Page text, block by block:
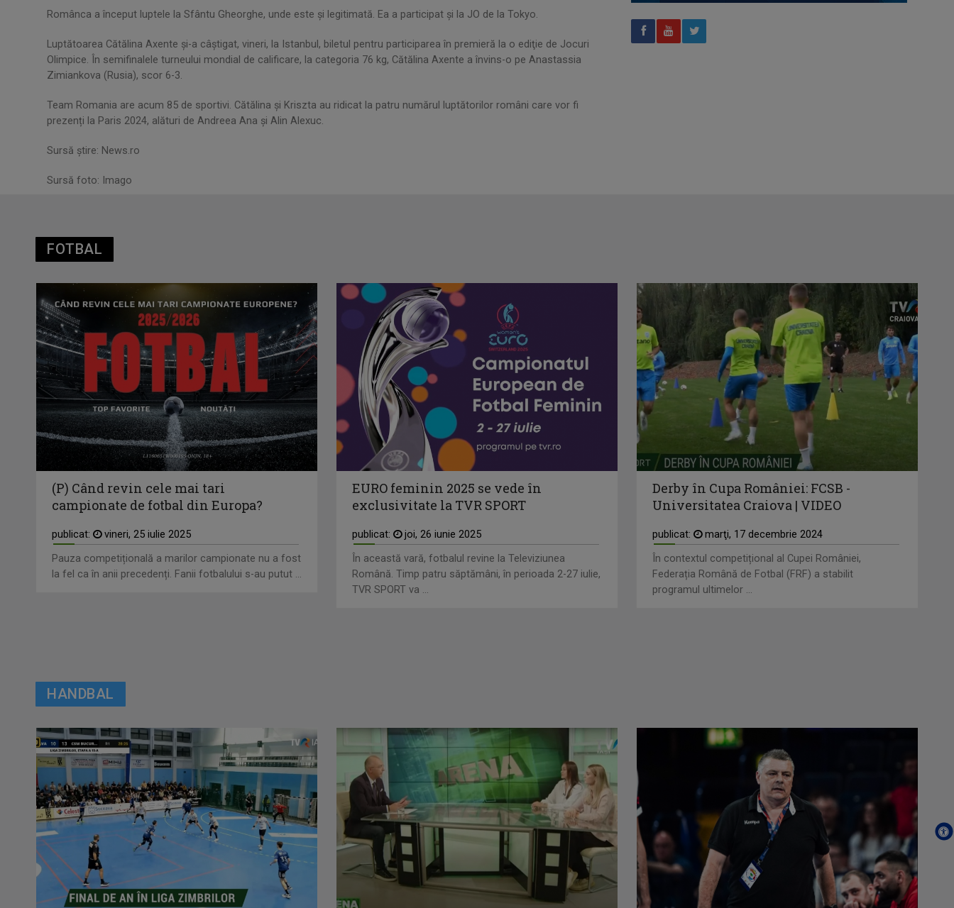
Românca a început luptele la Sfântu Gheorghe, unde este şi legitimată. Ea a participat şi la JO de la Tokyo.
Luptătoarea Cătălina Axente şi-a câştigat, vineri, la Istanbul, biletul pentru participarea în premieră la o ediţie de Jocuri
Olimpice. În semifinalele turneului mondial de calificare, la categoria 76 kg, Cătălina Axente a învins-o pe Anastassia
Zimiankova (Rusia), scor 6-3.
Team Romania are acum 85 de sportivi. Cătălina și Kriszta au ridicat la patru numărul luptătorilor români care vor fi
prezenți la Paris 2024, alături de Andreea Ana și Alin Alexuc.
Sursă știre: News.ro
Sursă foto: Imago
FOTBAL
(P) Când revin cele mai tari
campionate de fotbal din Europa?
publicat:
vineri, 25 iulie 2025
Pauza competițională a marilor campionate nu a fost
la fel ca în anii precedenți. Fanii fotbalului s-au putut ...
EURO feminin 2025 se vede în
exclusivitate la TVR SPORT
publicat:
joi, 26 iunie 2025
În această vară, fotbalul revine la Televiziunea
Română. Timp patru săptămâni, în perioada 2-27 iulie,
TVR SPORT va ...
Derby în Cupa României: FCSB -
Universitatea Craiova | VIDEO
publicat:
marţi, 17 decembrie 2024
În contextul competițional al Cupei României,
Federația Română de Fotbal (FRF) a stabilit
programul ultimelor ...
HANDBAL